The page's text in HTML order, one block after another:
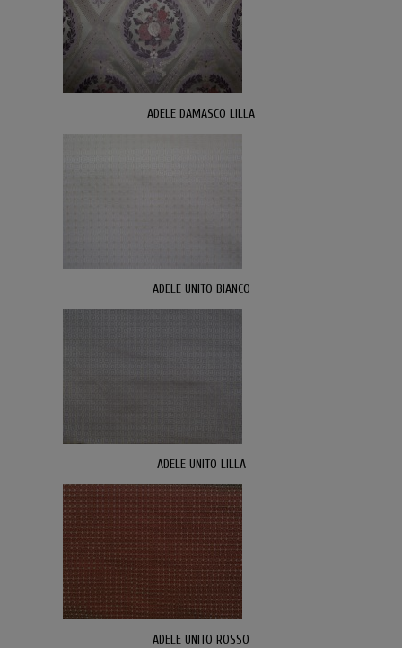
ADELE DAMASCO LILLA
ADELE UNITO BIANCO
ADELE UNITO LILLA
ADELE UNITO ROSSO